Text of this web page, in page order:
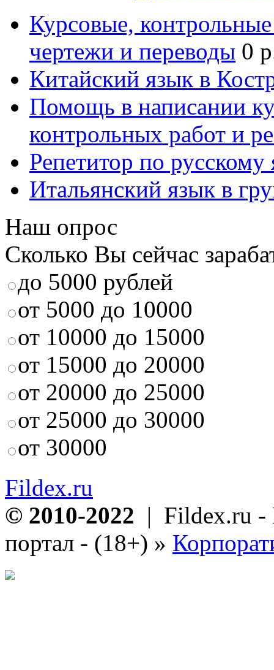
Курсовые,
чертежи и переводы 0
Китайский язык в
Помощь в написании
контрольных работ и
Репетитор по русскому
Итальянский язык в
Наш опрос
Сколько Вы сейчас
до 5000 рублей
от 5000 до 10000
от 10000 до 15000
от 15000 до 20000
от 20000 до 25000
от 25000 до 30000
от 30000
Fildex.ru
© 2010-2022 | Fildex.ru -
портал - (18+) »